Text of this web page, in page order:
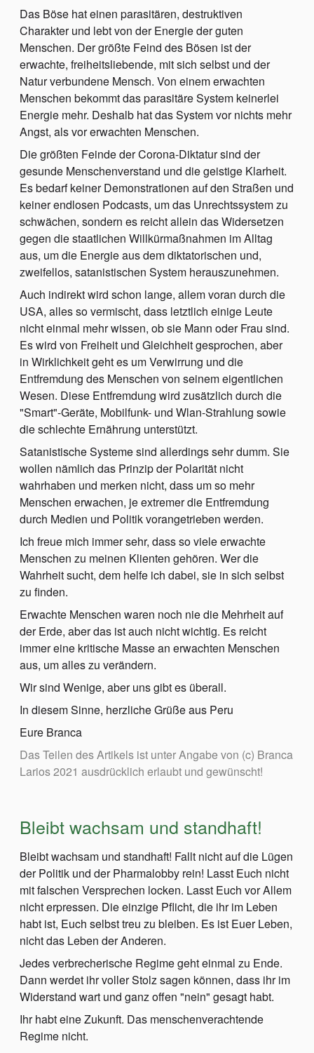
Das Böse hat einen parasitären, destruktiven
Charakter und lebt von der Energie der guten
Menschen. Der größte Feind des Bösen ist der
erwachte, freiheitsliebende, mit sich selbst und der
Natur verbundene Mensch. Von einem erwachten
Menschen bekommt das parasitäre System keinerlei
Energie mehr. Deshalb hat das System vor nichts mehr
Angst, als vor erwachten Menschen.
Die größten Feinde der Corona-Diktatur sind der
gesunde Menschenverstand und die geistige Klarheit.
Es bedarf keiner Demonstrationen auf den Straßen und
keiner endlosen Podcasts, um das Unrechtssystem zu
schwächen, sondern es reicht allein das Widersetzen
gegen die staatlichen Willkürmaßnahmen im Alltag
aus, um die Energie aus dem diktatorischen und,
zweifellos, satanistischen System herauszunehmen.
Auch indirekt wird schon lange, allem voran durch die
USA, alles so vermischt, dass letztlich einige Leute
nicht einmal mehr wissen, ob sie Mann oder Frau sind.
Es wird von Freiheit und Gleichheit gesprochen, aber
in Wirklichkeit geht es um Verwirrung und die
Entfremdung des Menschen von seinem eigentlichen
Wesen. Diese Entfremdung wird zusätzlich durch die
"Smart"-Geräte, Mobilfunk- und Wlan-Strahlung sowie
die schlechte Ernährung unterstützt.
Satanistische Systeme sind allerdings sehr dumm. Sie
wollen nämlich das Prinzip der Polarität nicht
wahrhaben und merken nicht, dass um so mehr
Menschen erwachen, je extremer die Entfremdung
durch Medien und Politik vorangetrieben werden.
Ich freue mich immer sehr, dass so viele erwachte
Menschen zu meinen Klienten gehören. Wer die
Wahrheit sucht, dem helfe ich dabei, sie in sich selbst
zu finden.
Erwachte Menschen waren noch nie die Mehrheit auf
der Erde, aber das ist auch nicht wichtig. Es reicht
immer eine kritische Masse an erwachten Menschen
aus, um alles zu verändern.
Wir sind Wenige, aber uns gibt es überall.
In diesem Sinne, herzliche Grüße aus Peru
Eure Branca
Das Teilen des Artikels ist unter Angabe von (c) Branca
Larios 2021 ausdrücklich erlaubt und gewünscht!
Bleibt wachsam und standhaft!
Bleibt wachsam und standhaft! Fallt nicht auf die Lügen
der Politik und der Pharmalobby rein! Lasst Euch nicht
mit falschen Versprechen locken. Lasst Euch vor Allem
nicht erpressen. Die einzige Pflicht, die ihr im Leben
habt ist, Euch selbst treu zu bleiben. Es ist Euer Leben,
nicht das Leben der Anderen.
Jedes verbrecherische Regime geht einmal zu Ende.
Dann werdet ihr voller Stolz sagen können, dass ihr im
Widerstand wart und ganz offen "nein" gesagt habt.
Ihr habt eine Zukunft. Das menschenverachtende
Regime nicht.